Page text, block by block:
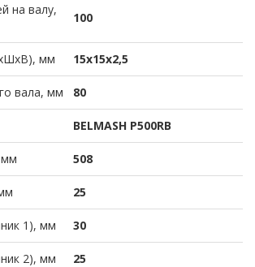
на валу,
100
мм 15х15х2,5
вала, мм 80
BELMASH P500RB
мм 508
25
1), мм 30
2), мм 25